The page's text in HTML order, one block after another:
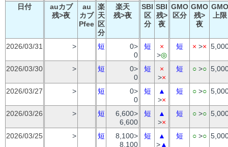
日付
auカブ
残>夜
au
カブ
Pfee
楽
天
区
分
楽天
残>夜
SBI
区
分
SBI
残>
夜
GMO
区分
GMO
残>
夜
GMO
上限
2026/03/31 > 短
0>
0
短
×
>◎
短 × >×
2026/03/30 > 短
0>
0
短
×
>×
短 ○ >○
2026/03/27 > 短
0>
0
短
▲
>×
短 ○ >○
2026/03/26 > 短
6,600>
6,600
短
▲
>×
短 ○ >○
2026/03/25 > 短
8,100>
8,100
短
▲
>▲
短 ○ >○